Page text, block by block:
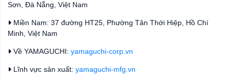
Sơn, Đà Nẵng, Việt Nam
Miền Nam: 37 đường HT25, Phường Tân Thới Hiệp, Hồ Chí
Minh, Việt Nam
Về YAMAGUCHI: yamaguchi-corp.vn
Lĩnh vực sản xuất: yamaguchi-mfg.vn